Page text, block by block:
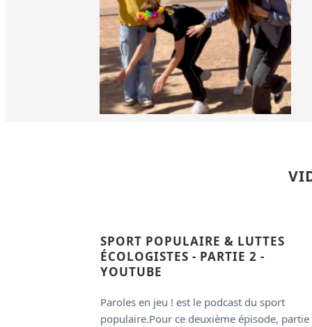
SPORT POPULAIRE & LUTTES
ÉCOLOGISTES - PARTIE 2 -
YOUTUBE
Paroles en jeu ! est le podcast du sport
populaire.Pour ce deuxième épisode, partie